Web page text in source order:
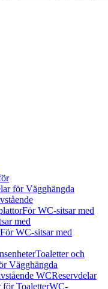
för Vägghängda
För WC-sitsar med
med
För WC-sitsar med
Toaletter och
Vägghängda
WCReservdelar
för ToaletterWC-